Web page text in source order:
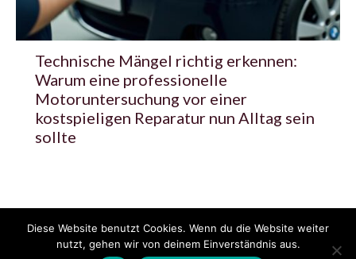
Technische Mängel richtig erkennen:
Warum eine professionelle
Motoruntersuchung vor einer
kostspieligen Reparatur nun Alltag sein
sollte
© 2020 - 2025 Copyright - KFZzeitung.com
Diese Website benutzt Cookies. Wenn du die Website weiter
nutzt, gehen wir von deinem Einverständnis aus.